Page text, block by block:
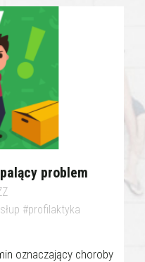
problem
#profilaktyka
oznaczający choroby